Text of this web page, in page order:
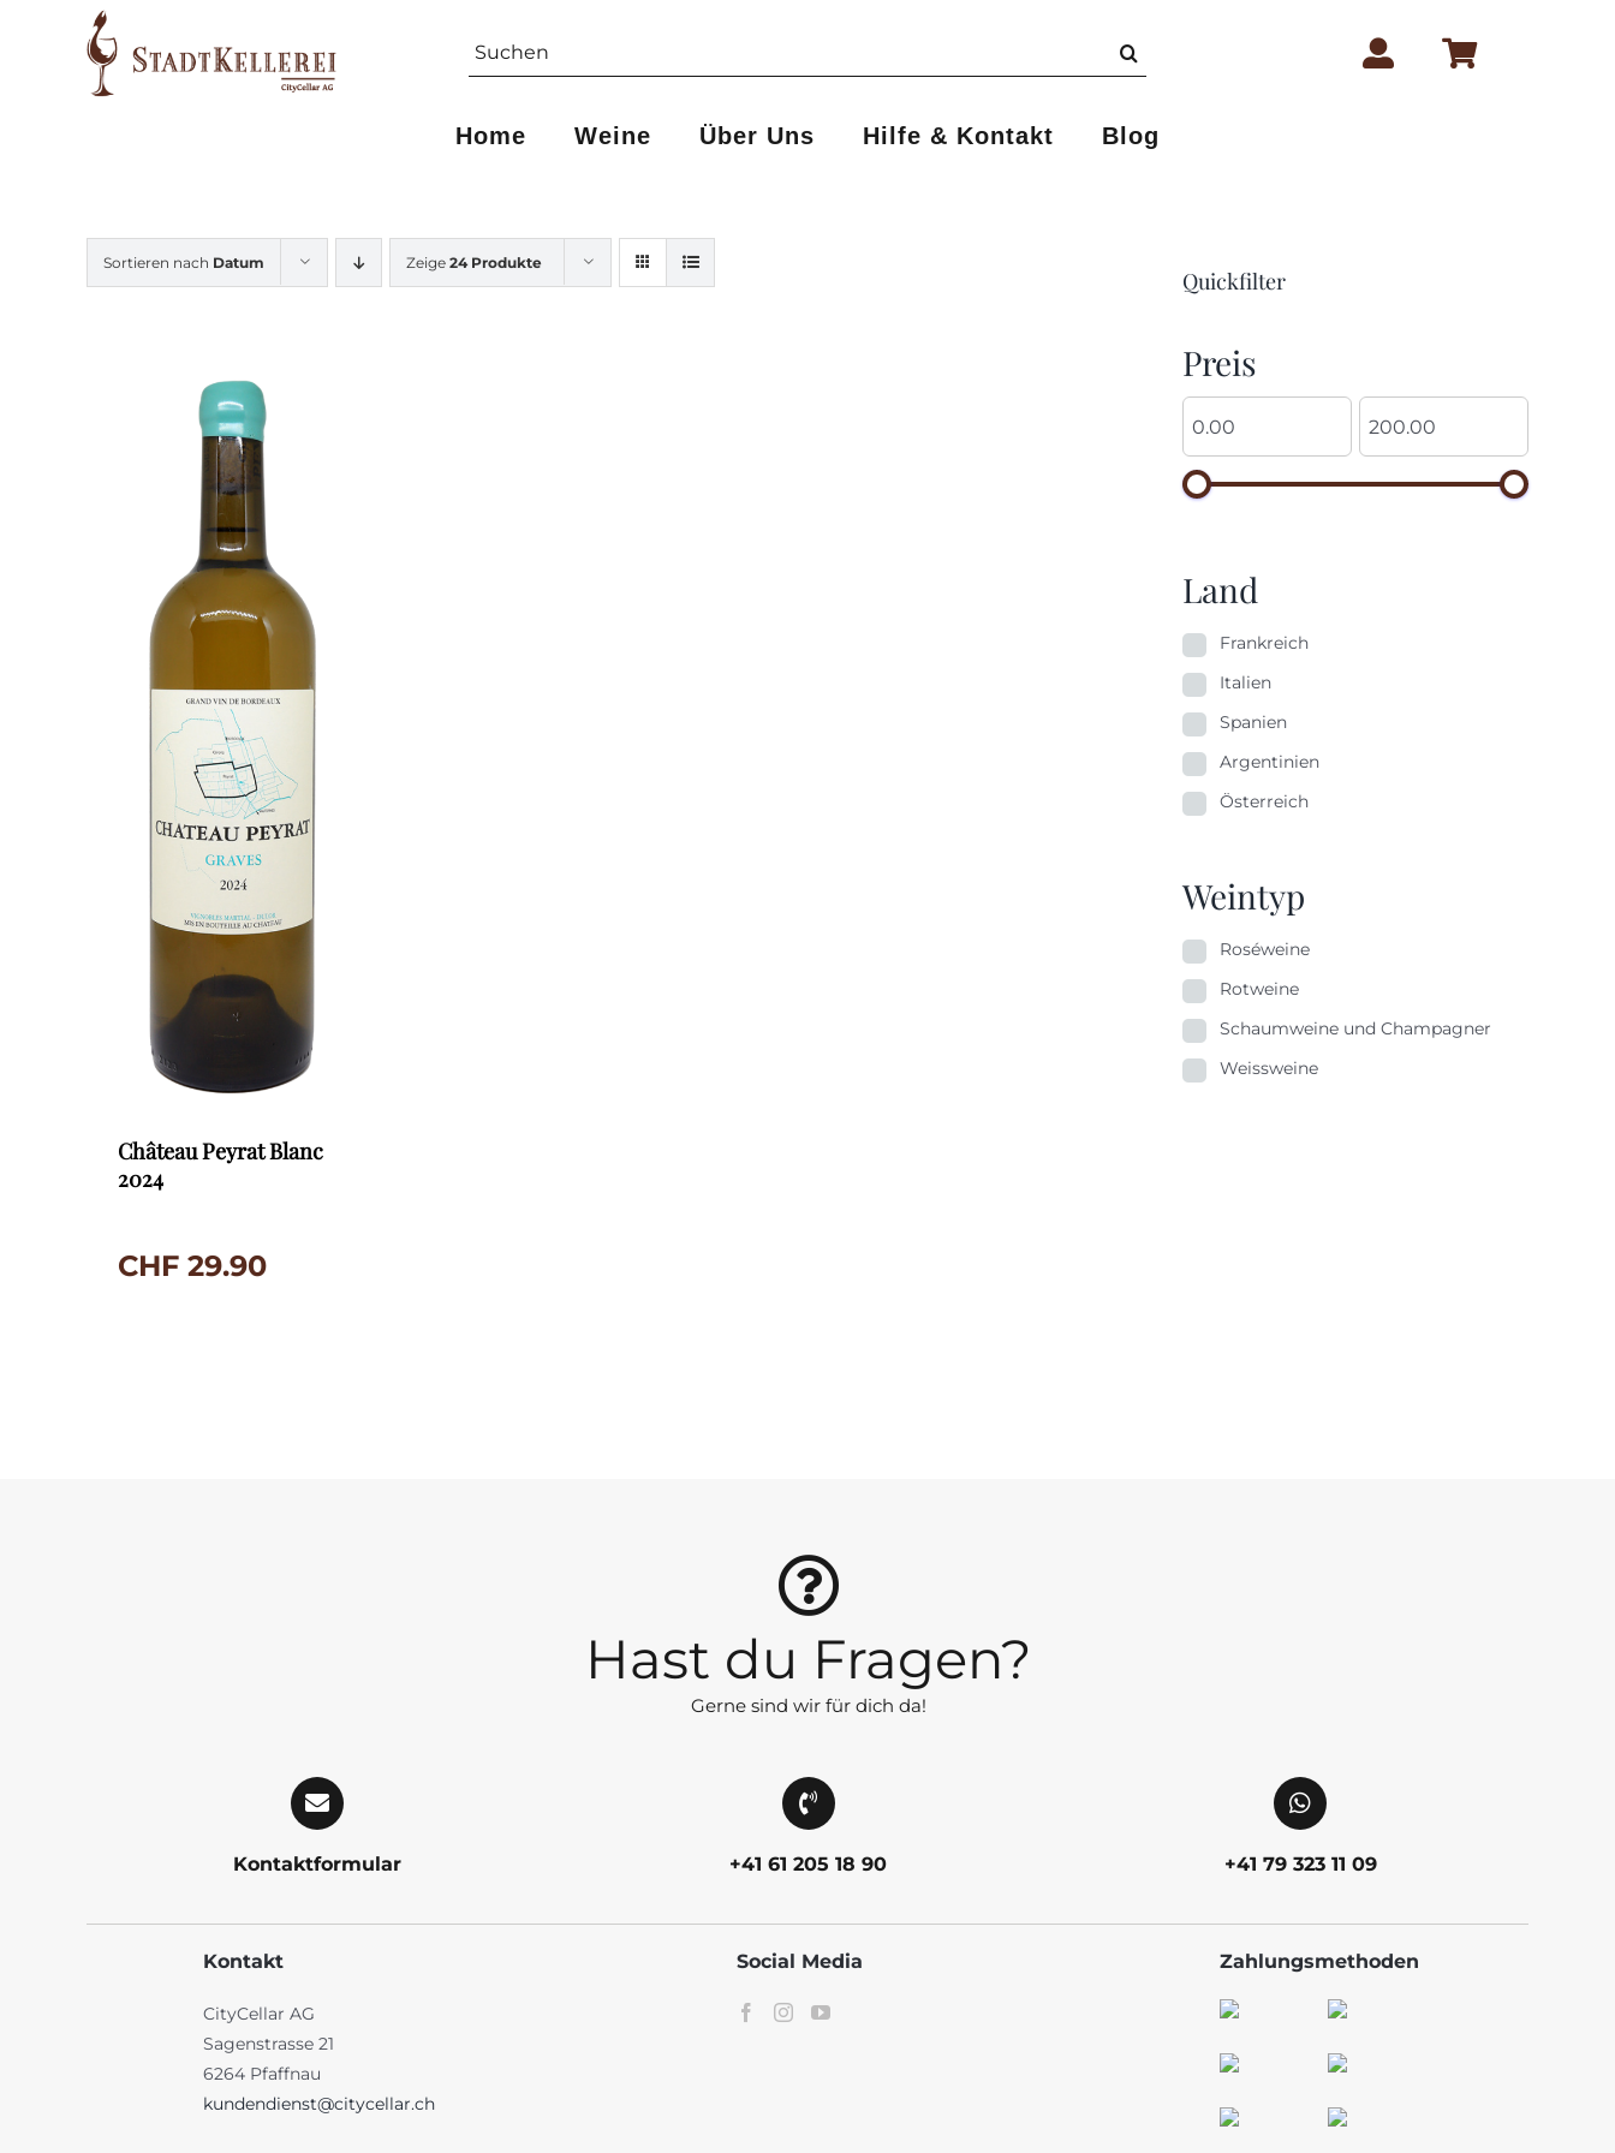
Suche
nach:
Home Weine Über Uns Hilfe & Kontakt Blog
Sortieren nach Datum Zeige 24 Produkte
Château Peyrat Blanc
2024
CHF 29.90
Quickfilter
Preis
Land
Frankreich
Italien
Spanien
Argentinien
Österreich
Weintyp
Roséweine
Rotweine
Schaumweine und Champagner
Weissweine
Hast du Fragen?
Gerne sind wir für dich da!
Kontaktformular +41 61 205 18 90 +41 79 323 11 09
Kontakt
CityCellar AG
Sagenstrasse 21
6264 Pfaffnau
kundendienst@citycellar.ch
Social Media Zahlungsmethoden